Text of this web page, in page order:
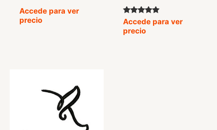
Accede para ver
precio
Valorado
con
5.00
Accede para ver
precio